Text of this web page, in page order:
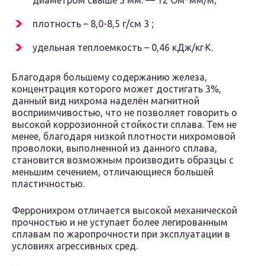
плотность – 8,0-8,5 г/см 3 ;
удельная теплоемкость – 0,46 кДж/кг·К.
Благодаря большему содержанию железа,
концентрация которого может достигать 3%,
данный вид нихрома наделён магнитной
восприимчивостью, что не позволяет говорить о
высокой коррозионной стойкости сплава. Тем не
менее, благодаря низкой плотности нихромовой
проволоки, выполненной из данного сплава,
становится возможным производить образцы с
меньшим сечением, отличающиеся большей
пластичностью.
Ферронихром отличается высокой механической
прочностью и не уступает более легированным
сплавам по жаропрочности при эксплуатации в
условиях агрессивных сред.